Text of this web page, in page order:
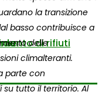
di rifiuti
la transizione
basso contribuisce a
delle
climalteranti.
parte con
tutto il territorio. Al